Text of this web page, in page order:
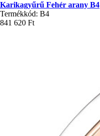
Karikagyűrű Fehér arany B4
Termékkód: B4
841 620 Ft